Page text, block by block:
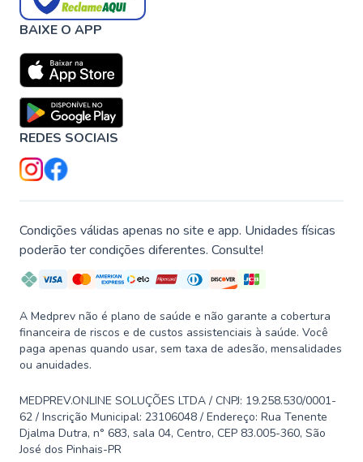
BAIXE O APP
REDES SOCIAIS
Condições válidas apenas no site e app. Unidades físicas
poderão ter condições diferentes. Consulte!
A Medprev não é plano de saúde e não garante a cobertura
financeira de riscos e de custos assistenciais à saúde. Você
paga apenas quando usar, sem taxa de adesão, mensalidades
ou anuidades.
MEDPREV.ONLINE SOLUÇÕES LTDA / CNPJ: 19.258.530/0001-
62 / Inscrição Municipal: 23106048 / Endereço: Rua Tenente
Djalma Dutra, n° 683, sala 04, Centro, CEP 83.005-360, São
José dos Pinhais-PR